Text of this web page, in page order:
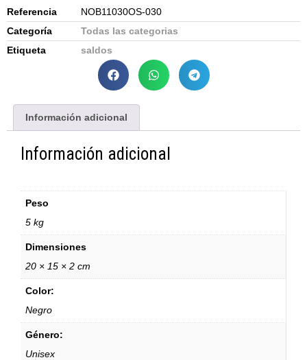
Referencia
NOB11030OS-030
Categoría
Todas las categorias
Etiqueta
saldos
Información adicional
Información adicional
Peso
5 kg
Dimensiones
20 × 15 × 2 cm
Color:
Negro
Género:
Unisex